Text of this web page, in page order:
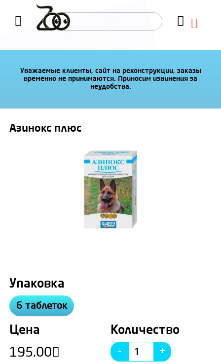
Уважаемые клиенты, сайт на реконструкции, заказы
временно не принимаются. Приносим извинения за
неудобства.
Азинокс плюс
Упаковка
6 таблеток
Цена
195.00
Количество